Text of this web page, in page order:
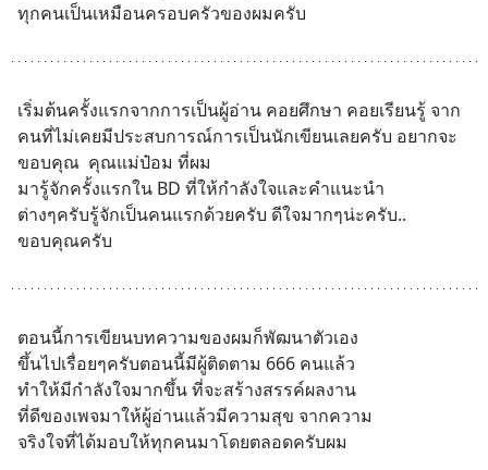
ทุกคนเป็นเหมือนครอบครัวของผมครับ
เริ่มต้นครั้งแรกจากการเป็นผู้อ่าน คอยศึกษา คอยเรียนรู้ จาก
คนที่ไม่เคยมีประสบการณ์การเป็นนักเขียนเลยครับ อยากจะ
ขอบคุณ  คุณแม่ป๋อม ที่ผม
มารู้จักครั้งแรกใน BD ที่ให้กำลังใจและคำแนะนำ
ต่างๆครับรู้จักเป็นคนแรกด้วยครับ ดีใจมากๆน่ะครับ..
ขอบคุณครับ
ตอนนี้การเขียนบทความของผมก็พัฒนาตัวเอง
ขึ้นไปเรื่อยๆครับตอนนี้มีผู้ติดตาม 666 คนแล้ว
ทำให้มีกำลังใจมากขึ้น ที่จะสร้างสรรค์ผลงาน
ที่ดีของเพจมาให้ผู้อ่านแล้วมีความสุข จากความ
จริงใจที่ได้มอบให้ทุกคนมาโดยตลอดครับผม